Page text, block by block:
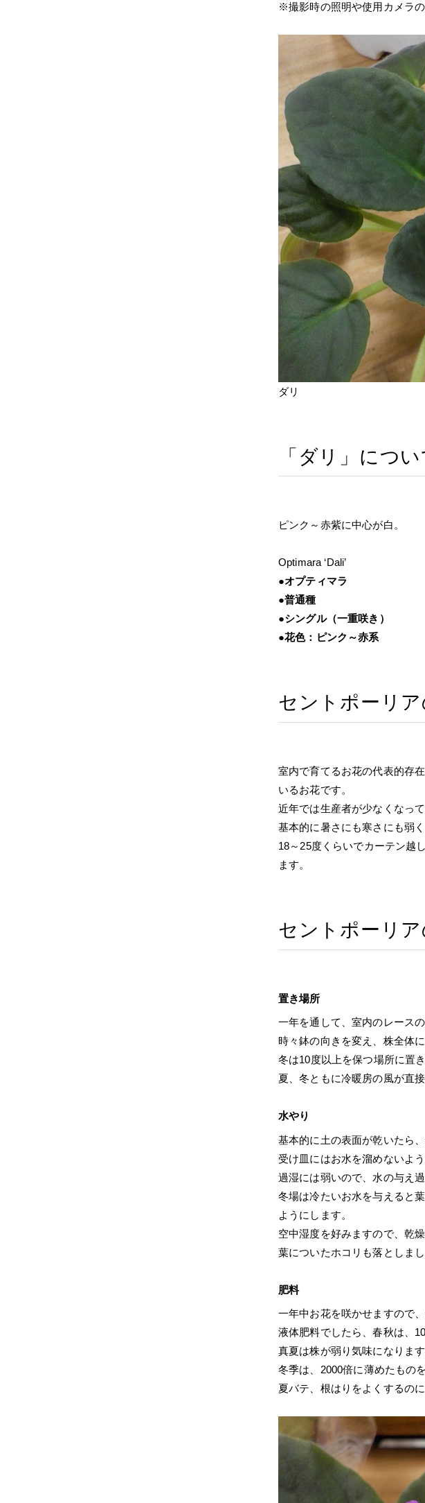
※撮影時の照明や使用カメラ
ダリ
「ダリ」につい
ピンク～赤紫に中心が白。
Optimara ‘Dali’
●オプティマラ
●普通種
●シングル（一重咲き）
●花色：ピンク～赤系
セントポーリ
室内で育てるお花の代表的存
いるお花です。
近年では生産者が少なくなっ
基本的に暑さにも寒さにも弱
18～25度くらいでカーテン越
ます。
セントポーリ
置き場所
一年を通して、室内のレース
時々鉢の向きを変え、株全体
冬は10度以上を保つ場所に置
夏、冬ともに冷暖房の風が直
水やり
基本的に土の表面が乾いたら
受け皿にはお水を溜めないよう
過湿には弱いので、水の与え過
冬場は冷たいお水を与えると
ようにします。
空中湿度を好みますので、乾
葉についたホコリも落としまし
肥料
一年中お花を咲かせますので
液体肥料でしたら、春秋は、
真夏は株が弱り気味になりま
冬季は、2000倍に薄めたもの
夏バテ、根はりをよくするの